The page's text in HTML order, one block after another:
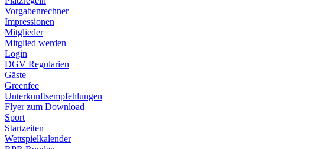
Vorgabenrechner
Impressionen
Mitglieder
Mitglied werden
Login
DGV Regularien
Gäste
Greenfee
Unterkunftsempfehlungen
Flyer zum Download
Sport
Startzeiten
Wettspielkalender